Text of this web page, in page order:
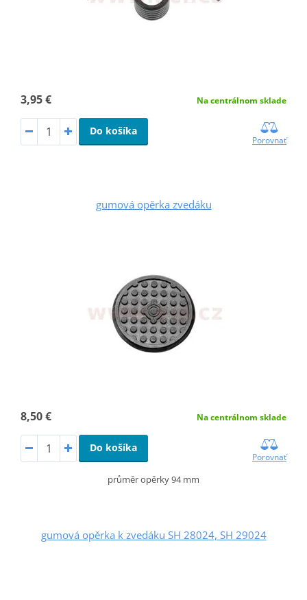
3,95 € Na centrálnom sklade
Do košíka
Porovnať
gumová opěrka zvedáku
8,50 € Na centrálnom sklade
Do košíka
Porovnať
průměr opěrky 94 mm
gumová opěrka k zvedáku SH 28024, SH 29024